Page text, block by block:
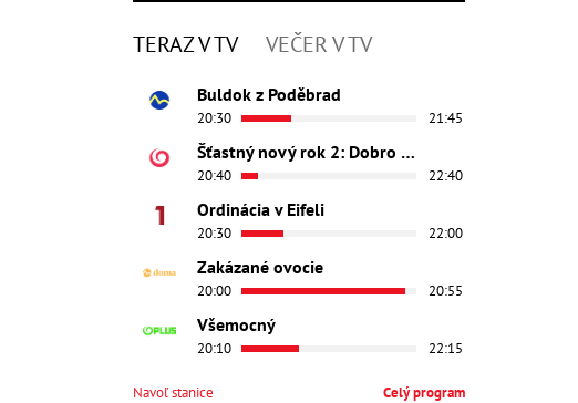
TERAZ V TV VEČER V TV
Buldok z Poděbrad
20:30 21:45
Šťastný nový rok 2: Dobro došli
20:40 22:40
Ordinácia v Eifeli
20:30 22:00
Zakázané ovocie
20:00 20:55
Všemocný
20:10 22:15
Navoľ stanice Celý program